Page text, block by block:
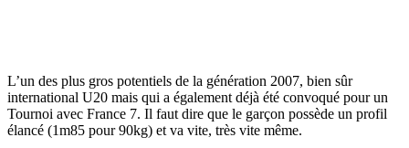
L’un des plus gros potentiels de la génération 2007, bien sûr
international U20 mais qui a également déjà été convoqué pour un
Tournoi avec France 7. Il faut dire que le garçon possède un profil
élancé (1m85 pour 90kg) et va vite, très vite même.